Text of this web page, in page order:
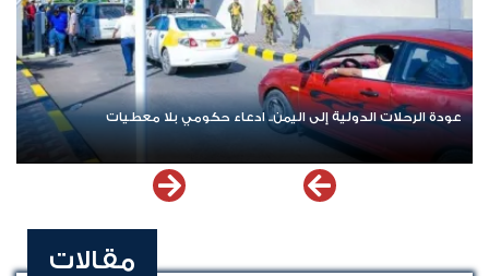
الدولية إلى اليمن.. ادعاء حكومي بلا معطيات اشترك الآن في
مقالات